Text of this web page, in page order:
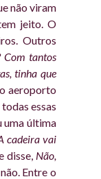
não viram
jeito. O
Outros
Com tantos
tinha que
aeroporto
essas
uma última
cadeira vai
disse, Não,
Entre o